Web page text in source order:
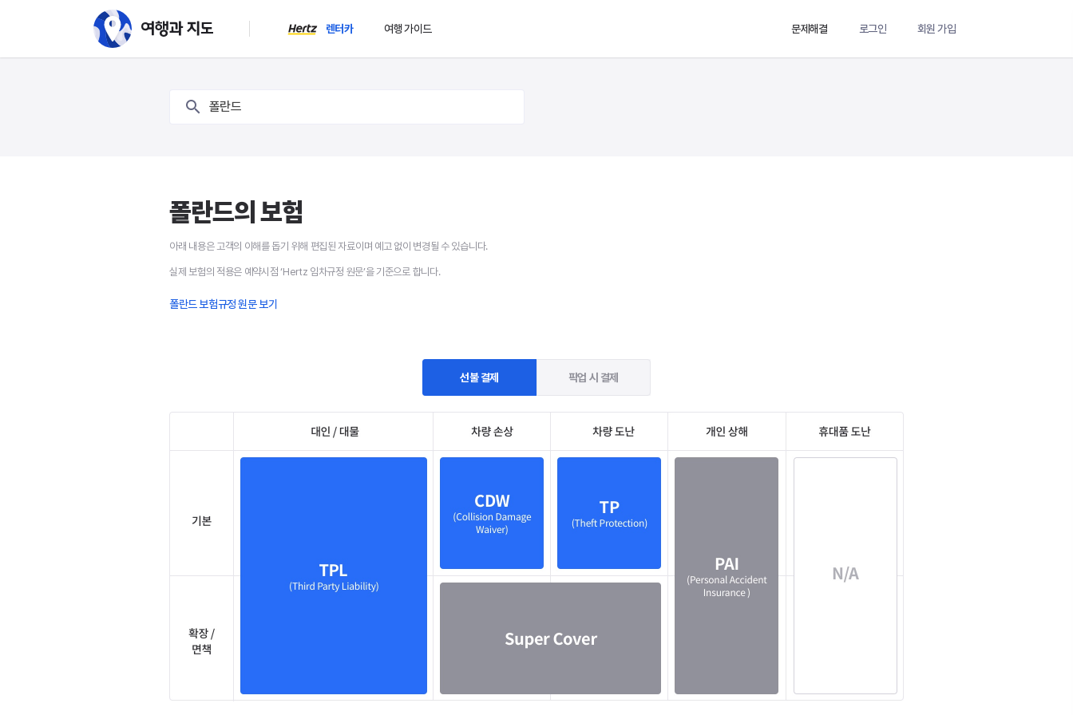
렌터카 여행 가이드 문제해결 로그인 회원 가입
폴란드
폴란드의 보험
아래 내용은 고객의 이해를 돕기 위해 편집된 자료이며 예고 없이 변경될 수 있습니다.
실제 보험의 적용은 예약시점 ‘Hertz 임차규정 원문’을 기준으로 합니다.
폴란드 보험규정 원문 보기
선불 결제 픽업 시 결제